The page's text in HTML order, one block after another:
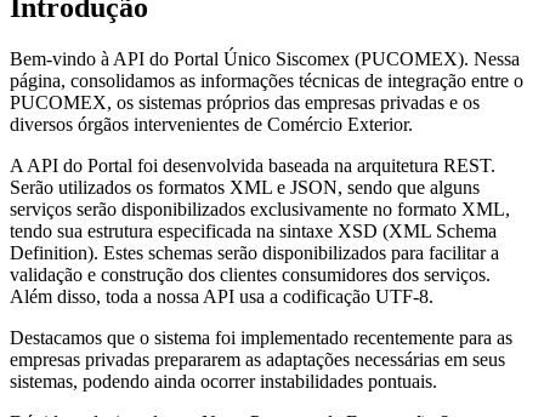
Introdução
Bem-vindo à API do Portal Único Siscomex (PUCOMEX). Nessa
página, consolidamos as informações técnicas de integração entre o
PUCOMEX, os sistemas próprios das empresas privadas e os
diversos órgãos intervenientes de Comércio Exterior.
A API do Portal foi desenvolvida baseada na arquitetura REST.
Serão utilizados os formatos XML e JSON, sendo que alguns
serviços serão disponibilizados exclusivamente no formato XML,
tendo sua estrutura especificada na sintaxe XSD (XML Schema
Definition). Estes schemas serão disponibilizados para facilitar a
validação e construção dos clientes consumidores dos serviços.
Além disso, toda a nossa API usa a codificação UTF-8.
Destacamos que o sistema foi implementado recentemente para as
empresas privadas prepararem as adaptações necessárias em seus
sistemas, podendo ainda ocorrer instabilidades pontuais.